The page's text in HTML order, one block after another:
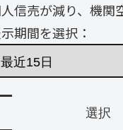
信売が減り、機関
期間を選択：